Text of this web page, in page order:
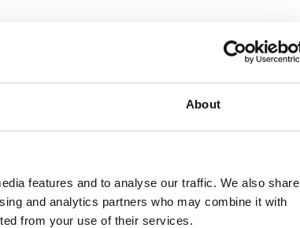
About
features and to analyse our traffic. We also share
and analytics partners who may combine it with
from your use of their services.